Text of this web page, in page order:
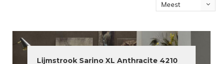
Meest
Lijmstrook Sarino XL Anthracite 4210